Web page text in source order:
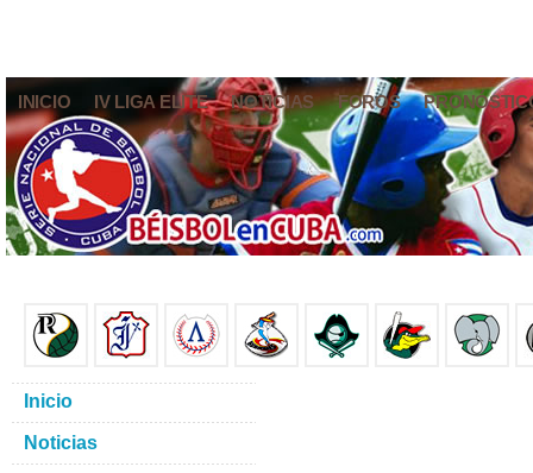
INICIO IV LIGA ELITE NOTICIAS FOROS
Inicio
Noticias